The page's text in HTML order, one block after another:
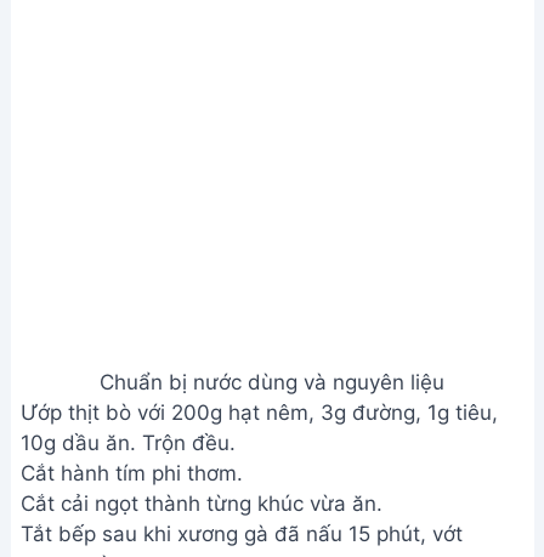
Đun sôi nước dùng, cho cải ngọt vào.
Nêm nếm gia vị lại cho vừa ăn.